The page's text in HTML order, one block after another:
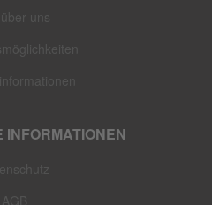
uns
INFORMATIONEN
AGB